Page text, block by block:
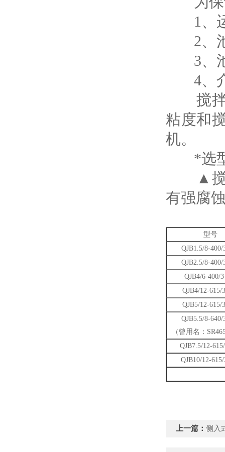
1、
2、
3、
4、介
搅拌
粘度和
机。
*选型
▲搅拌
有强腐
型号
QJB1.5/8-400/
QJB2.5/8-400/
QJB4/6-400/
QJB4/12-615/
QJB5/12-615/
QJB5.5/8-640/
（曾用名：
QJB7.5/12-
QJB10/12-
上一篇： 侧入